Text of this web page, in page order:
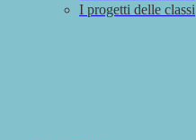
I progetti delle classi